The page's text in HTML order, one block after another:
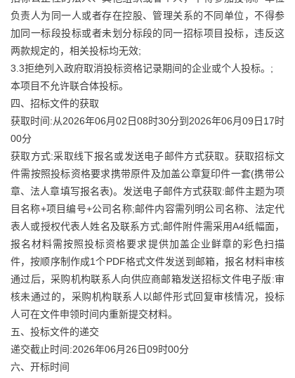
负责人为同一人或者存在控股、管理关系的不同单位，不得参
加同一标段投标或者未划分标段的同一招标项目投标，违反这
两款规定的，相关投标均无效;
3.3拒绝列入政府取消投标资格记录期间的企业或个人投标。;
本项目不允许联合体投标。
四、招标文件的获取
获取时间:从2026年06月02日08时30分到2026年06月09日17时
00分
获取方式:采取线下报名或发送电子邮件方式获取。获取招标文
件需按照投标资格要求携带原件及加盖公章复印件一套(携带公
章、法人章填写报名表)。发送电子邮件方式获取:邮件主题为项
目名称+项目编号+公司名称;邮件内容需列明公司名称、法定代
表人或授权代表人姓名及联系方式;邮件附件需采用A4纸幅面，
报名材料需按照投标资格要求提供加盖企业鲜章的彩色扫描
件，按顺序制作成1个PDF格式文件发送到邮箱，报名材料审核
通过后，采购机构联系人向供应商邮箱发送招标文件电子版:审
核未通过的，采购机构联系人以邮件形式回复审核情况，投标
人可在文件申领时间内重新提交材料。
五、投标文件的递交
递交截止时间:2026年06月26日09时00分
六、开标时间